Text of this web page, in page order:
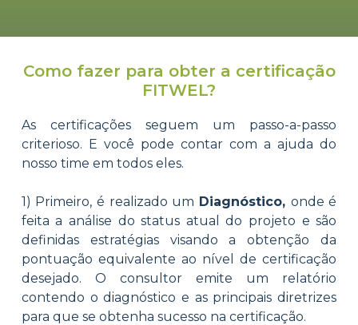
Como fazer para obter a certificação
FITWEL?
As certificações seguem um passo-a-passo
criterioso. E você pode contar com a ajuda do
nosso time em todos eles.
1) Primeiro, é realizado um Diagnóstico, onde é
feita a análise do status atual do projeto e são
definidas estratégias visando a obtenção da
pontuação equivalente ao nível de certificação
desejado. O consultor emite um relatório
contendo o diagnóstico e as principais diretrizes
para que se obtenha sucesso na certificação.